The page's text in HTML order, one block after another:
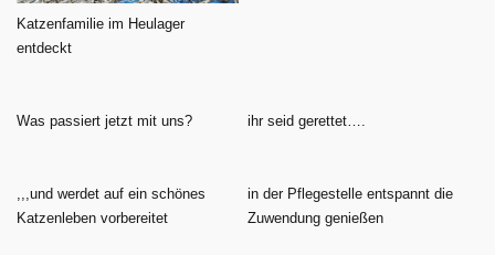
Katzenfamilie im Heulager
entdeckt
Was passiert jetzt mit uns? ihr seid gerettet….
,,,und werdet auf ein schönes
Katzenleben vorbereitet
in der Pflegestelle entspannt die
Zuwendung genießen